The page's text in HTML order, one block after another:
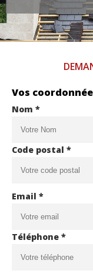
Vos
Nom *
Code postal *
Email *
Téléphone *